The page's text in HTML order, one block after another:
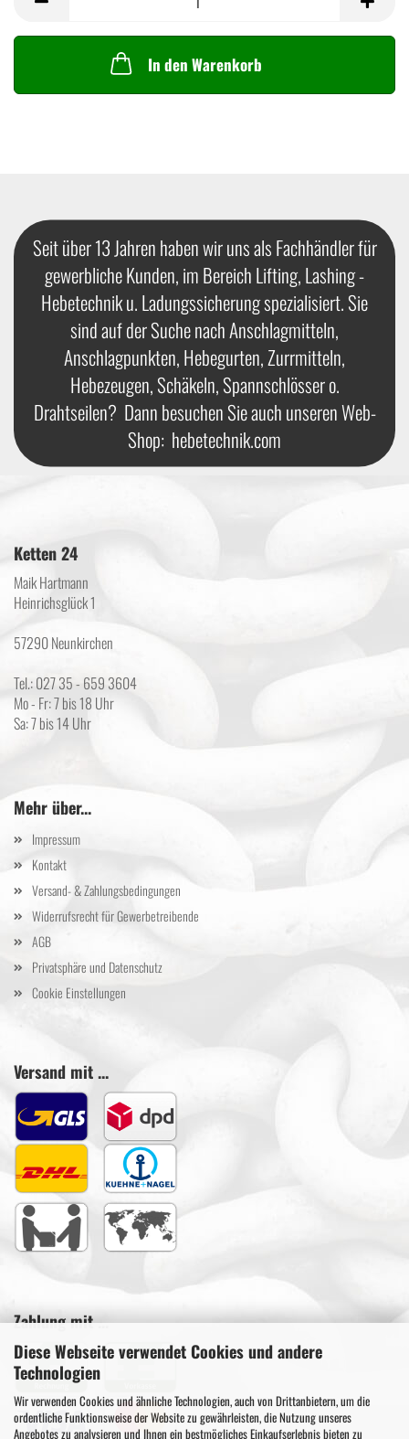
Diese Webseite verwendet Cookies und andere
Technologien
Wir verwenden Cookies und ähnliche Technologien, auch von Drittanbietern, um die
ordentliche Funktionsweise der Website zu gewährleisten, die Nutzung unseres
Angebotes zu analysieren und Ihnen ein bestmögliches Einkaufserlebnis bieten zu
In den Warenkorb
Seit über 13 Jahren haben wir uns als Fachhändler für
gewerbliche Kunden, im Bereich Lifting, Lashing -
Hebetechnik u. Ladungssicherung spezialisiert. Sie
sind auf der Suche nach Anschlagmitteln,
Anschlagpunkten, Hebegurten, Zurrmitteln,
Hebezeugen, Schäkeln, Spannschlösser o.
Drahtseilen? Dann besuchen Sie auch unseren Web-
Shop: hebetechnik.com
Ketten 24
Maik Hartmann
Heinrichsglück 1
57290 Neunkirchen
Tel.: 027 35 - 659 3604
Mo - Fr: 7 bis 18 Uhr
Sa: 7 bis 14 Uhr
Mehr über...
Impressum
Kontakt
Versand- & Zahlungsbedingungen
Widerrufsrecht für Gewerbetreibende
AGB
Privatsphäre und Datenschutz
Cookie Einstellungen
Versand mit ...
Zahlung mit ...